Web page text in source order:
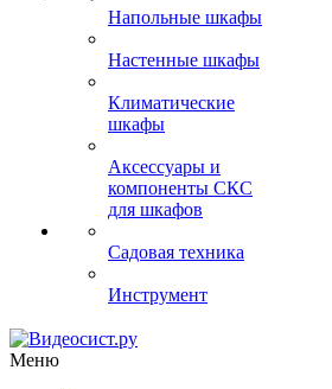
Напольные шкафы
Настенные шкафы
Климатические
шкафы
Аксессуары и
компоненты СКС
для шкафов
Садовая техника
Инструмент
Меню